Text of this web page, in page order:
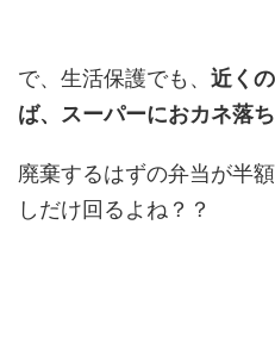
で、生活保護でも、 近く
ば、スーパーにおカネ落
廃棄するはずの弁当が半
しだけ回るよね？？